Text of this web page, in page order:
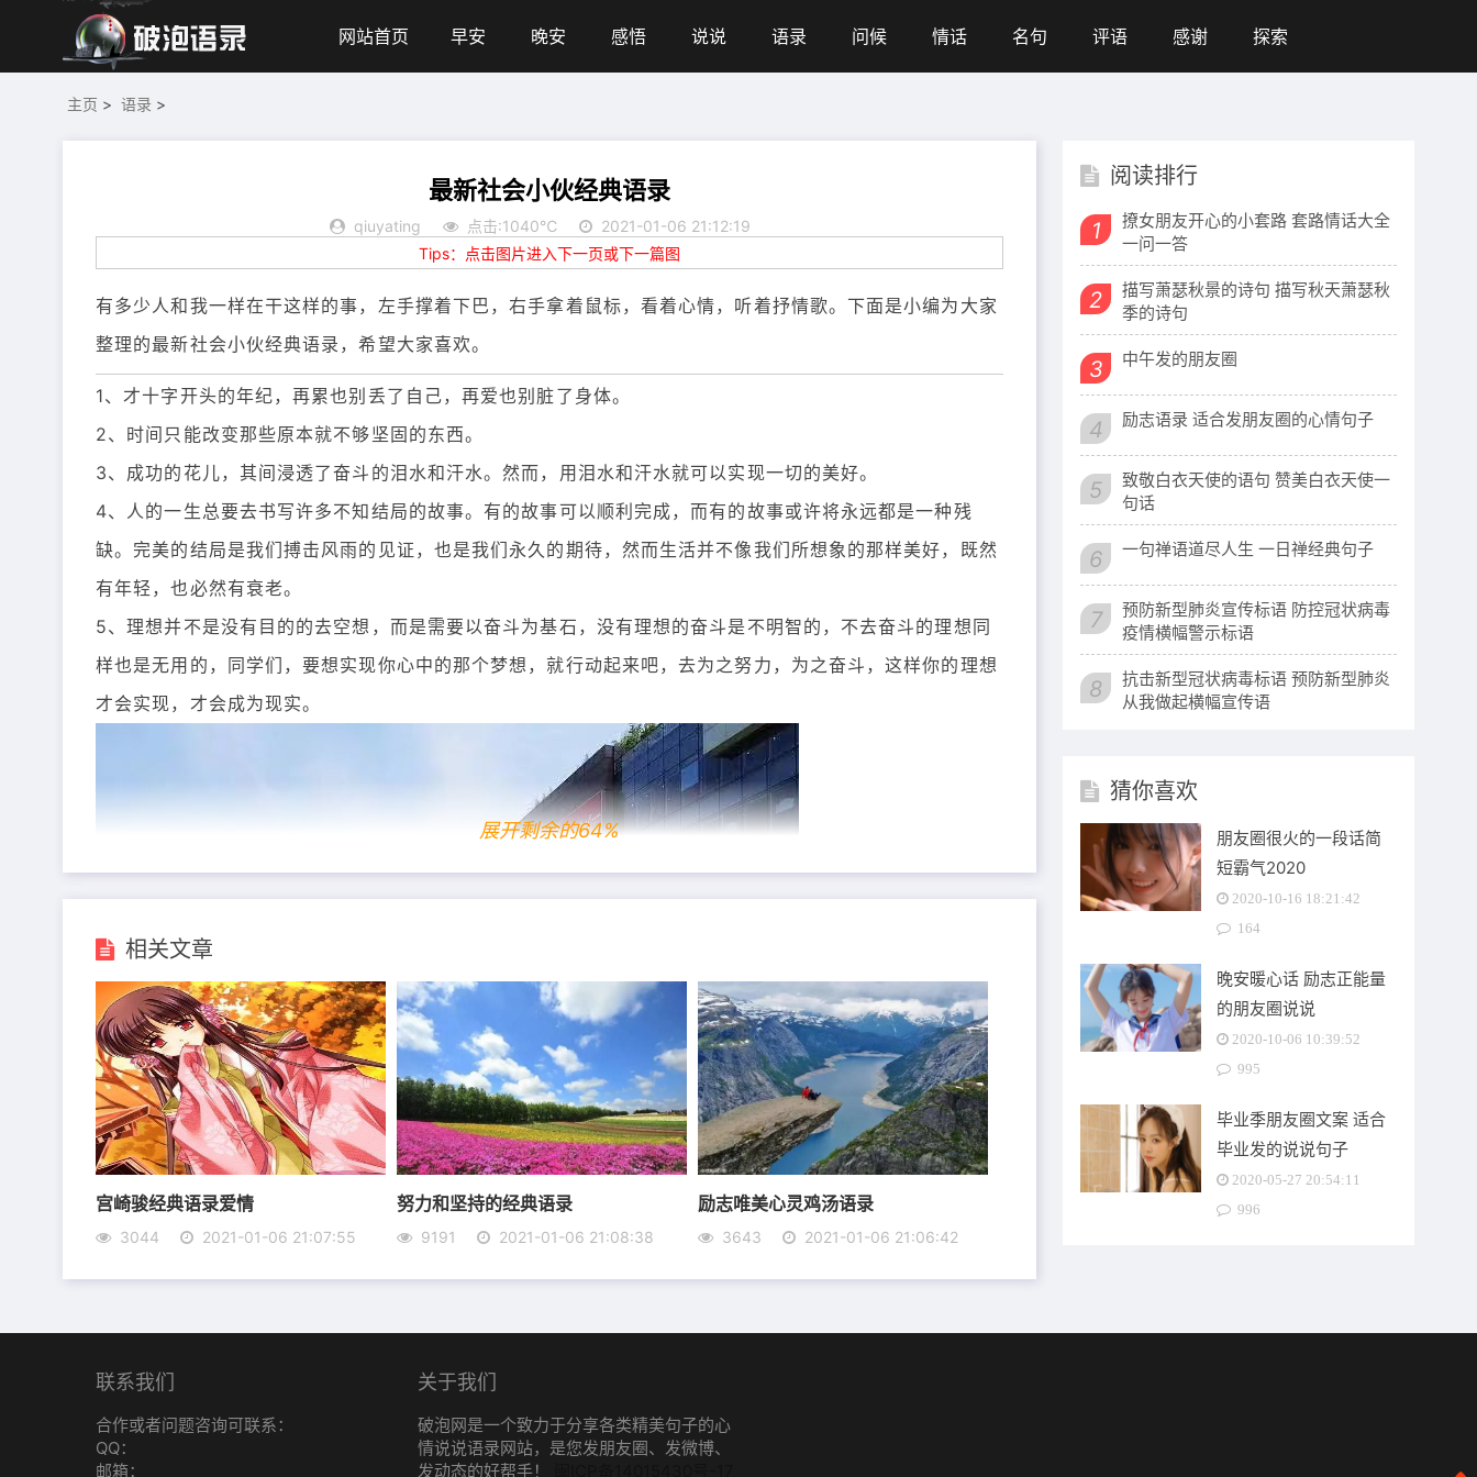
网站首页 早安 晚安 感悟 说说 语录 问候 情话 名句 评语 感谢 探索
主页 > 语录 >
最新社会小伙经典语录
qiuyating 点击:1040℃
2021-01-06 21:12:19
Tips：点击图片进入下一页或下一篇图
有多少人和我一样在干这样的事，左手撑着下巴，右手拿着鼠标，看着心情，听着抒情歌。下面是小编为大家
整理的最新社会小伙经典语录，希望大家喜欢。
1、才十字开头的年纪，再累也别丢了自己，再爱也别脏了身体。
2、时间只能改变那些原本就不够坚固的东西。
3、成功的花儿，其间浸透了奋斗的泪水和汗水。然而，用泪水和汗水就可以实现一切的美好。
4、人的一生总要去书写许多不知结局的故事。有的故事可以顺利完成，而有的故事或许将永远都是一种残
缺。完美的结局是我们搏击风雨的见证，也是我们永久的期待，然而生活并不像我们所想象的那样美好，既然
有年轻，也必然有衰老。
5、理想并不是没有目的的去空想，而是需要以奋斗为基石，没有理想的奋斗是不明智的，不去奋斗的理想同
样也是无用的，同学们，要想实现你心中的那个梦想，就行动起来吧，去为之努力，为之奋斗，这样你的理想
才会实现，才会成为现实。
6、女人一定要喜欢或者爱上一个比自己优秀十倍以上的男人，这样你才能更努力的改变自己，外形，气质，
北了。
展开剩余的64%
相关文章
宫崎骏经典语录爱情
3044 2021-01-06 21:07:55
努力和坚持的经典语录
9191 2021-01-06 21:08:38
励志唯美心灵鸡汤语录
3643 2021-01-06 21:06:42
阅读排行
1
撩女朋友开心的小套路 套路情话大全
一问一答
2
描写萧瑟秋景的诗句 描写秋天萧瑟秋
季的诗句
3 中午发的朋友圈
4 励志语录 适合发朋友圈的心情句子
5
致敬白衣天使的语句 赞美白衣天使一
句话
6 一句禅语道尽人生 一日禅经典句子
7
预防新型肺炎宣传标语 防控冠状病毒
疫情横幅警示标语
8
抗击新型冠状病毒标语 预防新型肺炎
从我做起横幅宣传语
猜你喜欢
朋友圈很火的一段话简
短霸气2020
2020-10-16 18:21:42
164
晚安暖心话 励志正能量
的朋友圈说说
2020-10-06 10:39:52
995
毕业季朋友圈文案 适合
毕业发的说说句子
2020-05-27 20:54:11
996
联系我们
合作或者问题咨询可联系：
QQ：
邮箱：
关于我们
破泡网是一个致力于分享各类精美句子的心
情说说语录网站，是您发朋友圈、发微博、
发动态的好帮手！